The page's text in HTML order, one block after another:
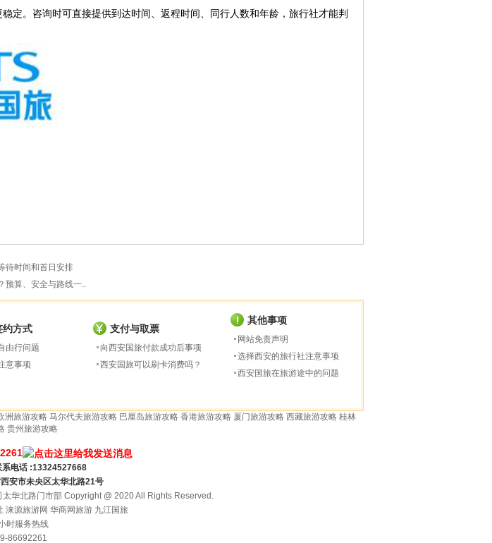
稳定。咨询时可直接提供到达时间、返程时间、同行人数和年龄，旅行社才能判
待时间和首日安排
预算、安全与路线一..
约方式
由行问题
意事项
支付与取票
向西安国旅付款成功后事项
西安国旅可以刷卡消费吗？
其他事项
网站免责声明
选择西安的旅行社注意事项
西安国旅在旅游途中的问题
洲旅游攻略 马尔代夫旅游攻略 巴厘岛旅游攻略 香港旅游攻略 厦门旅游攻略 西藏旅游攻略 桂林
贵州旅游攻略
系电话 :13324527668
安市未央区太华北路21号
华北路门市部 Copyright @ 2020 All Rights Reserved.
涞源旅游网 华商网旅游 九江国旅
时服务热线
86692261